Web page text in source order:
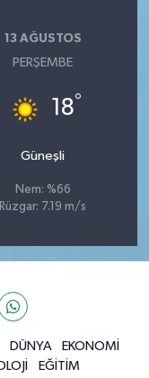
13 AĞUSTOS
PERŞEMBE
18°
Güneşli
Nem: %66
Rüzgar: 7.19 m/s
DÜNYA
EKONOMİ
EĞİTİM